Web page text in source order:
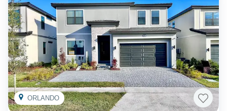
ORLANDO